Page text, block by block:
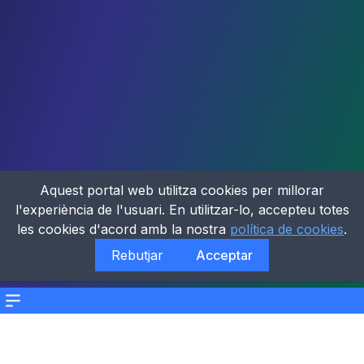
Menu
Aquest portal web utilitza cookies per millorar
l'experiència de l'usuari. En utilitzar-lo, accepteu totes
les cookies d'acord amb la nostra política de cookies.
Rebutjar
Acceptar